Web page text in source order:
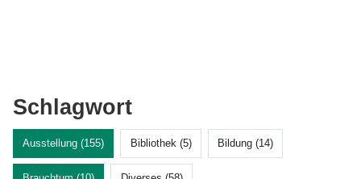
Schlagwort
Ausstellung (155) Bibliothek (5) Bildung (14)